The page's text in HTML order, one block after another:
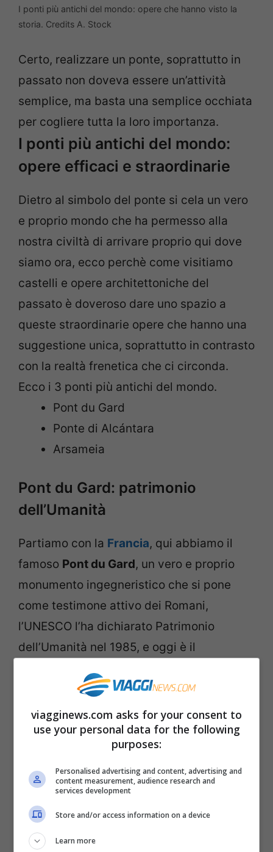
I ponti più antichi del mondo: opere che hanno visto la
storia. Credits A. Stock
Certo, realizzare un ponte, soprattutto in
passato non doveva essere un’attività
semplice, ma basta una semplice occhiata
per cogliere tutta la loro importanza.
I ponti più antichi del mondo:
opere efficaci e straordinarie
Dietro al simbolo del ponte si cela un vero
e proprio mondo che ha permesso alla
nostra civiltà di arrivare proprio qui dove
siamo ora, ecco perchè come visitiamo
castelli e opere architettoniche del
passato è doveroso dare uno spazio a
queste straordinarie opere che hanno una
suggestione unica, soprattutto in contrasto
con la realtà frenetica che ci circonda.
Ecco i 3 ponti più antichi del mondo.
Pont du Gard
Ponte di Alcántara
Arsameia
Pont du Gard: patrimonio
dell’Umanità
Partiamo con la Francia, qui abbiamo il
famoso Pont du Gard, un vero e proprio
monumento ingegneristico che si pone
come testimone attivo dei Romani,
l’UNESCO l’ha dichiarato Patrimonio
dell’Umanità nel 1985, e oggi è il
Europa e la e tappa culturale importante
per l’Europa. Domina il fiume Gardon con
ben 49 metri di altezza e 275 di lunghezza
e lo fa con molta eleganza.
Ponte di Alcántara: non solo un
ponte ma un modello
Esempio di ingegneria romana è il
viagginews.com asks for your consent to
use your personal data for the following
purposes:
Personalised advertising and content, advertising and
content measurement, audience research and
services development
Store and/or access information on a device
Learn more